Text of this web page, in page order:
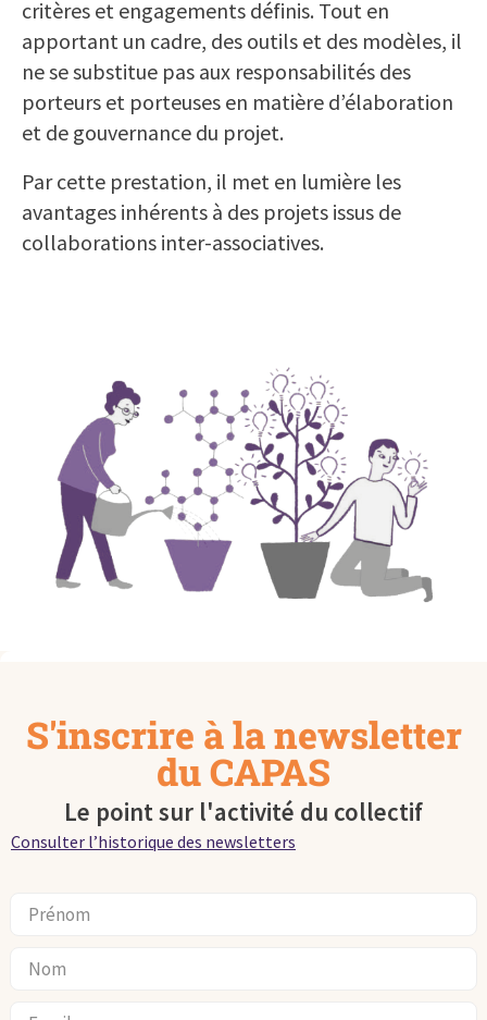
critères et engagements définis. Tout en
apportant un cadre, des outils et des modèles, il
ne se substitue pas aux responsabilités des
porteurs et porteuses en matière d’élaboration
et de gouvernance du projet.
Par cette prestation, il met en lumière les
avantages inhérents à des projets issus de
collaborations inter-associatives.
S'inscrire à la newsletter
du CAPAS
Le point sur l'activité du collectif
Consulter l’historique des newsletters